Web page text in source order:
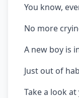
You know,
No more
A new boy is
Just out of
Take a look